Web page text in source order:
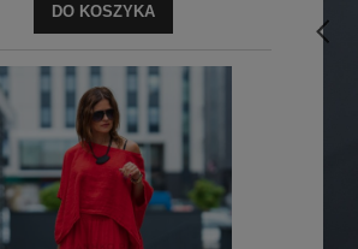
DO KOSZYKA